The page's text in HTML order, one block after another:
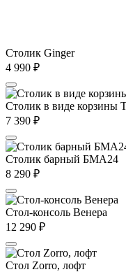
Столик Ginger
4 990 ₽
Столик в виде корзины
7 390 ₽
Столик барный БМА24
8 290 ₽
Стол-консоль Венера
12 290 ₽
Стол Zorro, лофт